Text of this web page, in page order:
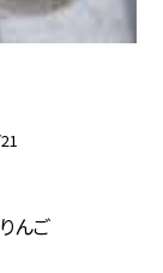
んご